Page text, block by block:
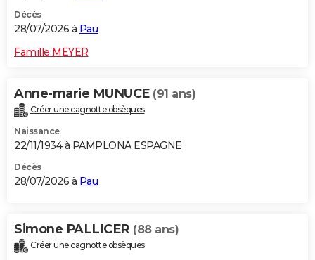
Décès
28/07/2026 à Pau
Famille MEYER
Anne-marie MUNUCE (91 ans)
Créer une cagnotte obsèques
Naissance
22/11/1934 à PAMPLONA ESPAGNE
Décès
28/07/2026 à Pau
Simone PALLICER (88 ans)
Créer une cagnotte obsèques